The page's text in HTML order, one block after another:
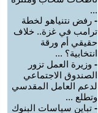
...
- رفض نتنياهو لخطة
ترامب في غزة.. خلاف
حقيقي أم ورقة
انتخابية؟ ...
- وزيرة العمل تزور
الصندوق الاجتماعي
لدعم العامل المقدسي
وتطلع ...
- تباين سياسات البنوك